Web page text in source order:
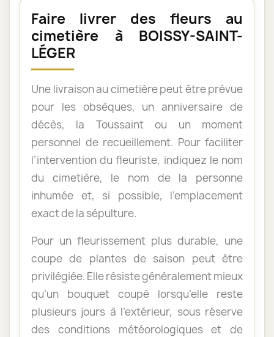
Faire livrer des fleurs au
cimetière à BOISSY-SAINT-
LÉGER
Une livraison au cimetière peut être prévue
pour les obsèques, un anniversaire de
décès, la Toussaint ou un moment
personnel de recueillement. Pour faciliter
l’intervention du fleuriste, indiquez le nom
du cimetière, le nom de la personne
inhumée et, si possible, l’emplacement
exact de la sépulture.
Pour un fleurissement plus durable, une
coupe de plantes de saison peut être
privilégiée. Elle résiste généralement mieux
qu’un bouquet coupé lorsqu’elle reste
plusieurs jours à l’extérieur, sous réserve
des conditions météorologiques et de